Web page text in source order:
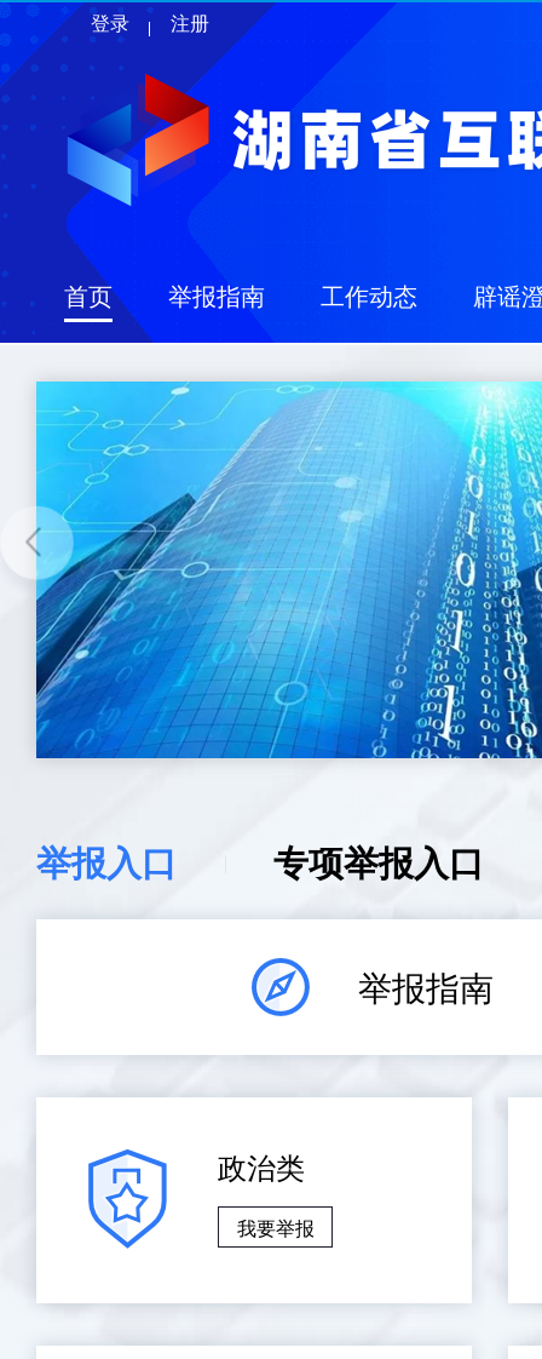
登录 注册
首页 举报指南 工作动态 辟谣
举报入口 专项举报入口
举报指南
政治类
我要举报